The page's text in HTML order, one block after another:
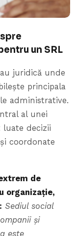
un SRL
juridică unde
principala
administrative.
al unei
decizii
coordonate
de
organizație,
Sediul social
și
este